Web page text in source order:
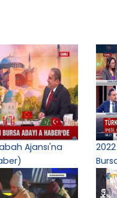
Ajansı'na
2022